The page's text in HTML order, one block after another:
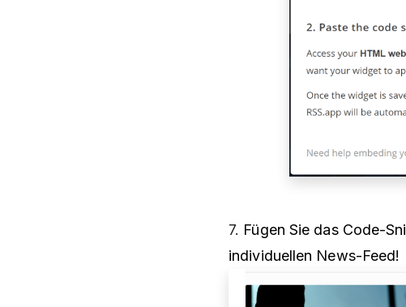
7. Fügen Sie das Code-
individuellen News-Feed!